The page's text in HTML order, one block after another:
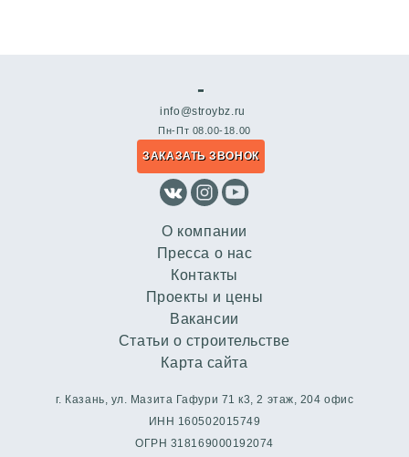
-
info@stroybz.ru
Пн-Пт 08.00-18.00
ЗАКАЗАТЬ ЗВОНОК
О компании
Пресса о нас
Контакты
Проекты и цены
Вакансии
Статьи о строительстве
Карта сайта
г. Казань, ул. Мазита Гафури 71 к3, 2 этаж, 204 офис
ИНН 160502015749
ОГРН 318169000192074